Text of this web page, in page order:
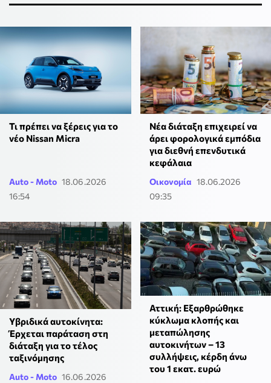
Τι πρέπει να ξέρεις για το
νέο Nissan Micra
Auto - Moto 18.06.2026
16:54
Νέα διάταξη επιχειρεί να
άρει φορολογικά εμπόδια
για διεθνή επενδυτικά
κεφάλαια
Οικονομία 18.06.2026
09:35
Υβριδικά αυτοκίνητα:
Έρχεται παράταση στη
διάταξη για το τέλος
ταξινόμησης
Auto - Moto 16.06.2026
Αττική: Εξαρθρώθηκε
κύκλωμα κλοπής και
μεταπώλησης
αυτοκινήτων – 13
συλλήψεις, κέρδη άνω
του 1 εκατ. ευρώ